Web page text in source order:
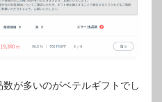
が多いのがベテルギフトでし